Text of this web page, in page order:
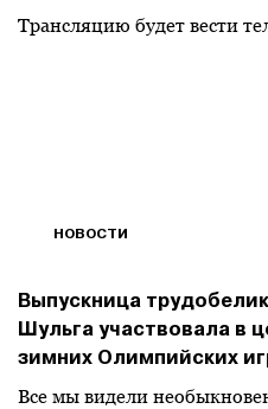
Трансляцию будет вести
НОВОСТИ
Выпускница
Шульга участвовала в
зимних Олимпийских
Все мы видели